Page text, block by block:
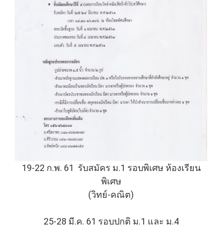
19-22 ก.พ. 61 รับสมัคร ม.1 รอบพิเศษ ห้องเรียน
พิเศษ
(วิทย์-คณิต)
25-28 มี.ค. 61 รอบปกติ ม.1 และ ม.4